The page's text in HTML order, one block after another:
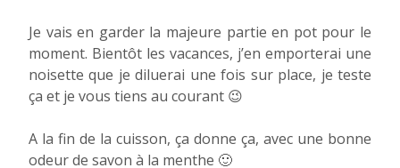
Je vais en garder la majeure partie en pot pour le
moment. Bientôt les vacances, j’en emporterai une
noisette que je diluerai une fois sur place, je teste
ça et je vous tiens au courant 😉
A la fin de la cuisson, ça donne ça, avec une bonne
odeur de savon à la menthe 🙂